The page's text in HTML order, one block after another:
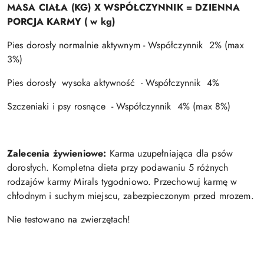
MASA CIAŁA (KG) X WSPÓŁCZYNNIK = DZIENNA
PORCJA KARMY ( w kg)
Pies dorosły normalnie aktywnym - Współczynnik 2% (max
3%)
Pies dorosły wysoka aktywność - Współczynnik 4%
Szczeniaki i psy rosnące - Współczynnik 4% (max 8%)
Zalecenia żywieniowe: Karma uzupełniająca dla psów
dorosłych. Kompletna dieta przy podawaniu 5 różnych
rodzajów karmy Mirals tygodniowo. Przechowuj karmę w
chłodnym i suchym miejscu, zabezpieczonym przed mrozem.
Nie testowano na zwierzętach!